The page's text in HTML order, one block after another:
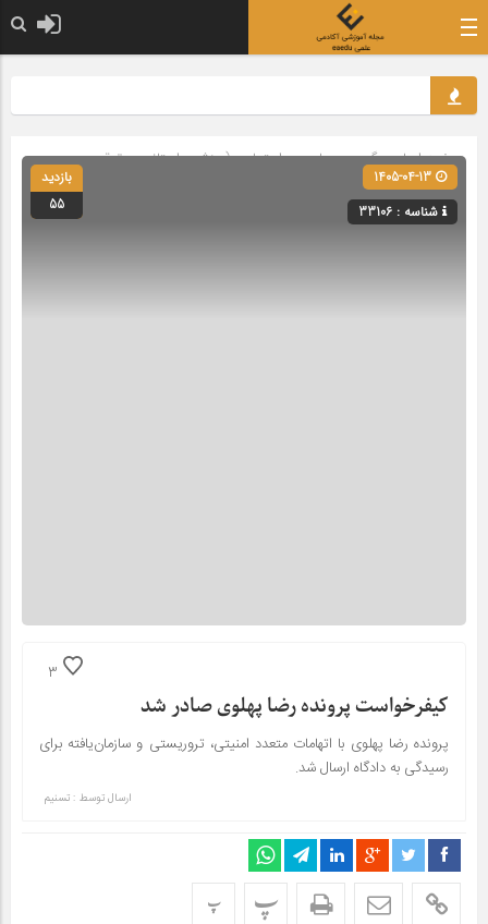
صفحه اصلی» گروه »سیاسی و اجتماعی (ورزشی، استانی، حقوقی
و گردشگری)
شناسه : 33106
بازدید
55
3
کیفرخواست پرونده رضا پهلوی صادر شد
پرونده رضا پهلوی با اتهامات متعدد امنیتی، تروریستی و سازمان‌یافته برای
رسیدگی به دادگاه ارسال شد.
ارسال توسط : تسنیم
پ پ